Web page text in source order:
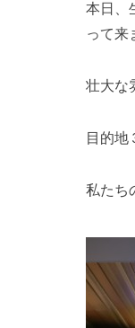
本日、
って来
壮大な
目的地
私たち